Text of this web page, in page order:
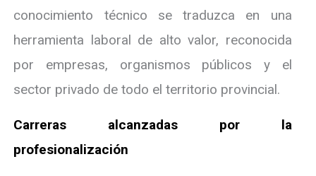
conocimiento técnico se traduzca en una
herramienta laboral de alto valor, reconocida
por empresas, organismos públicos y el
sector privado de todo el territorio provincial.
Carreras alcanzadas por la
profesionalización